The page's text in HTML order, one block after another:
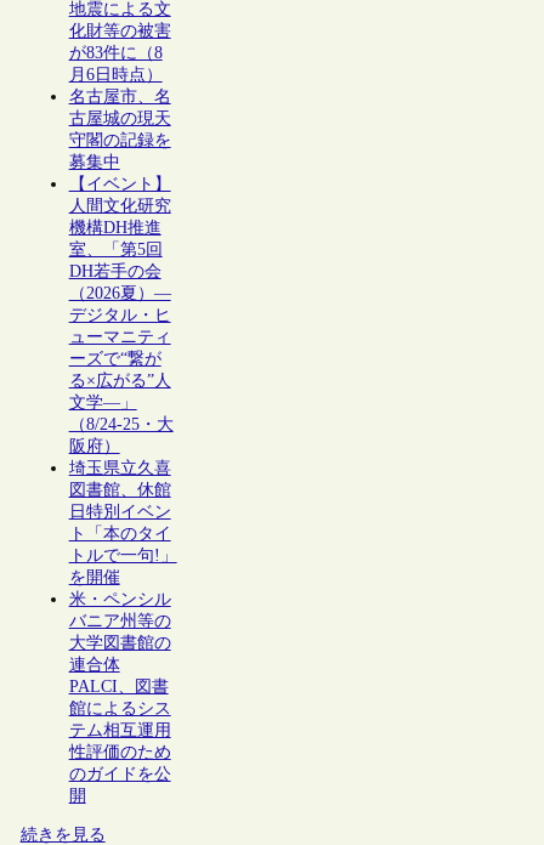
地震による文
化財等の被害
が83件に（8
月6日時点）
名古屋市、名
古屋城の現天
守閣の記録を
募集中
【イベント】
人間文化研究
機構DH推進
室、「第5回
DH若手の会
（2026夏）―
デジタル・ヒ
ューマニティ
ーズで“繋が
る×広がる”人
文学―」
（8/24-25・大
阪府）
埼玉県立久喜
図書館、休館
日特別イベン
ト「本のタイ
トルで一句!」
を開催
米・ペンシル
バニア州等の
大学図書館の
連合体
PALCI、図書
館によるシス
テム相互運用
性評価のため
のガイドを公
開
続きを見る